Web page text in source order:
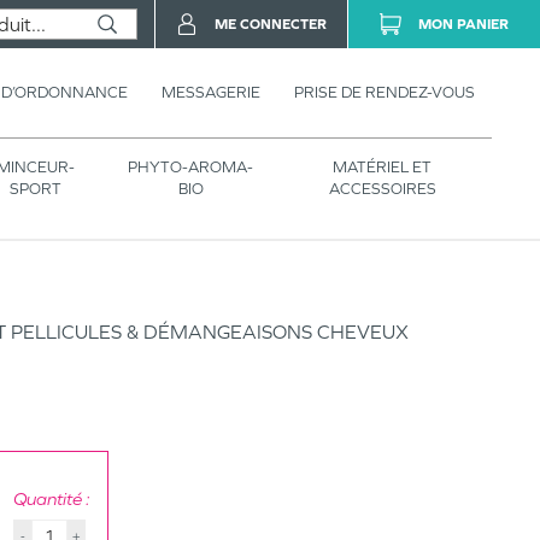
MESSAGERIE PRISE DE RENDEZ-VOUS
SPORT
PHYTO-AROMA-
BIO
MATÉRIEL ET
ACCESSOIRES
ME CONNECTER MON PANIER
& DÉMANGEAISONS CHEVEUX
Quantité :
- +